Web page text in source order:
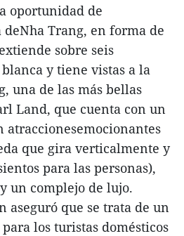
oportunidad de
Trang, en forma de
sobre seis
y tiene vistas a la
una de las más bellas
Land, que cuenta con un
atraccionesemocionantes
que gira verticalmente y
para las personas),
un complejo de lujo.
aseguró que se trata de un
los turistas domésticos